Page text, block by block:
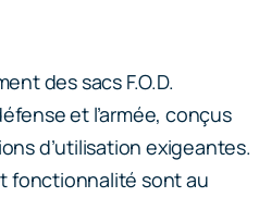
des sacs F.O.D.
et l’armée, conçus
d’utilisation exigeantes.
fonctionnalité sont au